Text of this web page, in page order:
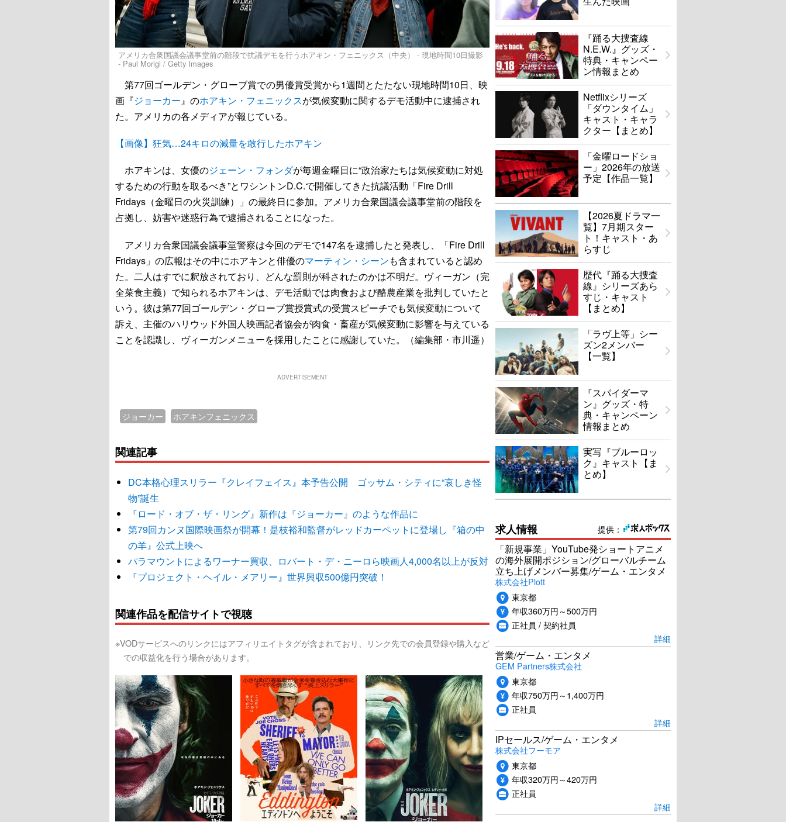
アメリカ合衆国議会議事堂前の階段で抗議デモを行うホアキン・フェニックス（中央） - 現地時間10日撮影
- Paul Morigi / Getty Images
第77回ゴールデン・グローブ賞での男優賞受賞から1週間とたたない現地時間10日、映
画『ジョーカー』のホアキン・フェニックスが気候変動に関するデモ活動中に逮捕され
た。アメリカの各メディアが報じている。
【画像】狂気…24キロの減量を敢行したホアキン
ホアキンは、女優のジェーン・フォンダが毎週金曜日に“政治家たちは気候変動に対処
するための行動を取るべき”とワシントンD.C.で開催してきた抗議活動「Fire Drill
Fridays（金曜日の火災訓練）」の最終日に参加。アメリカ合衆国議会議事堂前の階段を
占拠し、妨害や迷惑行為で逮捕されることになった。
アメリカ合衆国議会議事堂警察は今回のデモで147名を逮捕したと発表し、「Fire Drill
Fridays」の広報はその中にホアキンと俳優のマーティン・シーンも含まれていると認め
た。二人はすでに釈放されており、どんな罰則が科されたのかは不明だ。ヴィーガン（完
全菜食主義）で知られるホアキンは、デモ活動では肉食および酪農産業を批判していたと
いう。彼は第77回ゴールデン・グローブ賞授賞式の受賞スピーチでも気候変動について
訴え、主催のハリウッド外国人映画記者協会が肉食・畜産が気候変動に影響を与えている
ことを認識し、ヴィーガンメニューを採用したことに感謝していた。（編集部・市川遥）
ADVERTISEMENT
ジョーカー ホアキンフェニックス
関連記事
DC本格心理スリラー『クレイフェイス』本予告公開 ゴッサム・シティに“哀しき怪
物”誕生
『ロード・オブ・ザ・リング』新作は『ジョーカー』のような作品に
第79回カンヌ国際映画祭が開幕！是枝裕和監督がレッドカーペットに登場し『箱の中
の羊』公式上映へ
パラマウントによるワーナー買収、ロバート・デ・ニーロら映画人4,000名以上が反対
『プロジェクト・ヘイル・メアリー』世界興収500億円突破！
関連作品を配信サイトで視聴
※VODサービスへのリンクにはアフィリエイトタグが含まれており、リンク先での会員登録や購入など
での収益化を行う場合があります。
『踊る大捜査線
N.E.W.』グッズ・
特典・キャンペー
ン情報まとめ
Netflixシリーズ
「ダウンタイム」
キャスト・キャラ
クター【まとめ】
「金曜ロードショ
ー」2026年の放送
予定【作品一覧】
【2026夏ドラマ一
覧】7月期スター
ト！キャスト・あ
らすじ
歴代『踊る大捜査
線』シリーズあら
すじ・キャスト
【まとめ】
「ラヴ上等」シー
ズン2メンバー
【一覧】
『スパイダーマ
ン』グッズ・特
典・キャンペーン
情報まとめ
実写『ブルーロッ
ク』キャスト【ま
とめ】
提供：
求人情報
「新規事業」YouTube発ショートアニメ
の海外展開ポジション/グローバルチーム
立ち上げメンバー募集/ゲーム・エンタメ
株式会社Plott
東京都
年収360万円～500万円
正社員 / 契約社員
詳細
営業/ゲーム・エンタメ
GEM Partners株式会社
東京都
年収750万円～1,400万円
正社員
詳細
IPセールス/ゲーム・エンタメ
株式会社フーモア
東京都
年収320万円～420万円
正社員
詳細